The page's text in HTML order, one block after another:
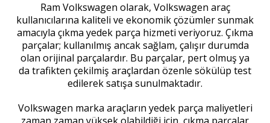
Ram Volkswagen olarak, Volkswagen araç
kullanıcılarına kaliteli ve ekonomik çözümler sunmak
amacıyla çıkma yedek parça hizmeti veriyoruz. Çıkma
parçalar; kullanılmış ancak sağlam, çalışır durumda
olan orijinal parçalardır. Bu parçalar, pert olmuş ya
da trafikten çekilmiş araçlardan özenle sökülüp test
edilerek satışa sunulmaktadır.
Volkswagen marka araçların yedek parça maliyetleri